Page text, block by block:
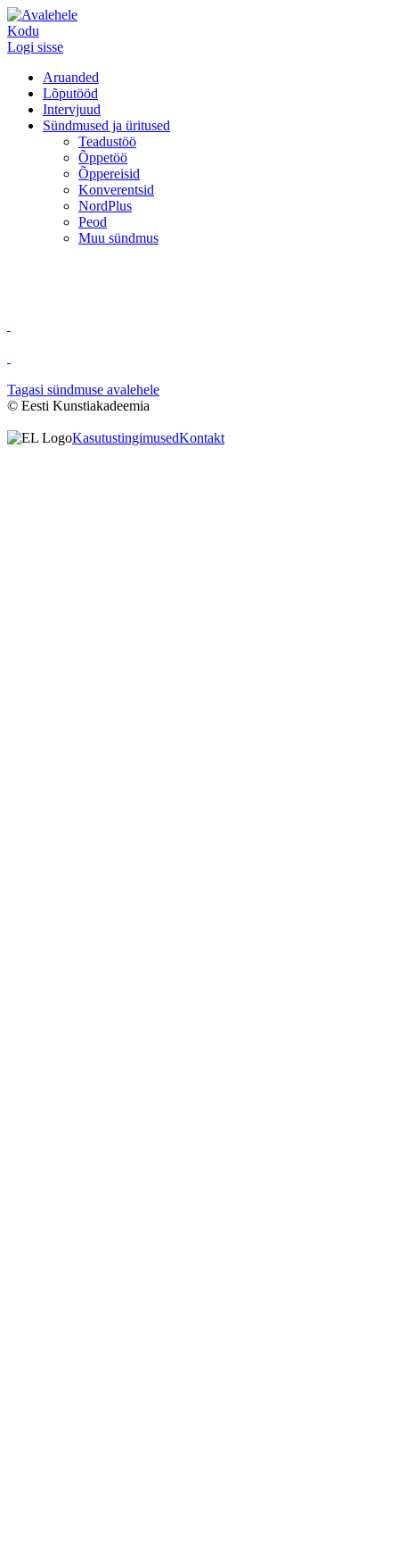
Kodu
Logi sisse
Aruanded
Lõputööd
Intervjuud
Sündmused ja üritused
Teadustöö
Õppetöö
Õppereisid
Konverentsid
NordPlus
Peod
Muu sündmus
Tagasi sündmuse avalehele
© Eesti Kunstiakadeemia
KasutustingimusedKontakt